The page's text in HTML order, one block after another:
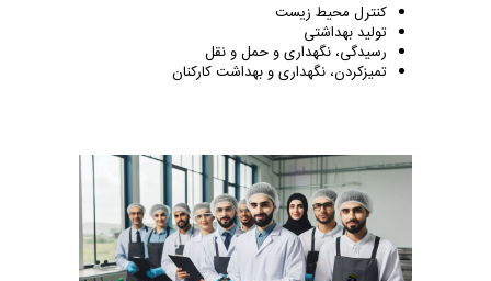
کنترل محیط زیست
تولید بهداشتی
رسیدگی، نگهداری و حمل و نقل
تمیزکردن، نگهداری و بهداشت کارکنان